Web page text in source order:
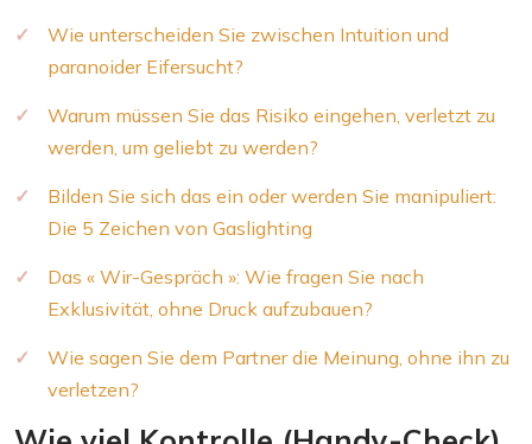
Wie unterscheiden Sie zwischen Intuition und
paranoider Eifersucht?
Warum müssen Sie das Risiko eingehen, verletzt zu
werden, um geliebt zu werden?
Bilden Sie sich das ein oder werden Sie manipuliert:
Die 5 Zeichen von Gaslighting
Das « Wir-Gespräch »: Wie fragen Sie nach
Exklusivität, ohne Druck aufzubauen?
Wie sagen Sie dem Partner die Meinung, ohne ihn zu
verletzen?